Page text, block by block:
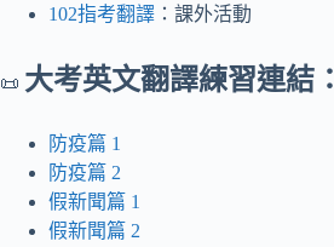
102指考翻譯 ：課外活動
📜 大考英文翻譯練習連結：
防疫篇 1
防疫篇 2
假新聞篇 1
假新聞篇 2